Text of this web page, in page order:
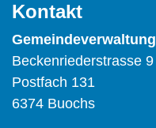
Kontakt
Gemeindeverwaltung
Beckenriederstrasse 9
Postfach 131
6374 Buochs